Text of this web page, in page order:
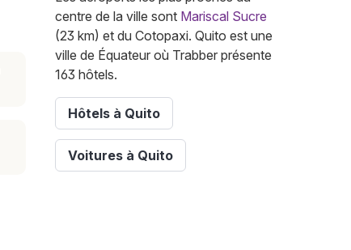
centre de la ville sont Mariscal Sucre
(23 km) et du Cotopaxi. Quito est une
ville de Équateur où Trabber présente
163 hôtels.
Hôtels à Quito
Voitures à Quito